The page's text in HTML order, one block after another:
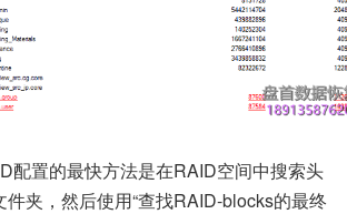
配置的最快方法是在RAID空间中搜索头
夹，然后使用“查找RAID-blocks的最终